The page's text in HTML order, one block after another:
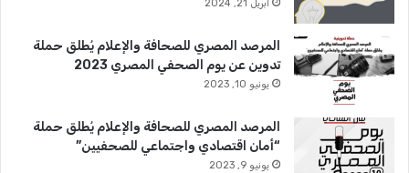
أبريل 21, 2024
المرصد المصري للصحافة والإعلام يُطلق حملة
تدوين عن يوم الصحفي المصري 2023
يونيو 10, 2023
المرصد المصري للصحافة والإعلام يُطلق حملة
“أمان اقتصادي واجتماعي للصحفيين”
يونيو 9, 2023